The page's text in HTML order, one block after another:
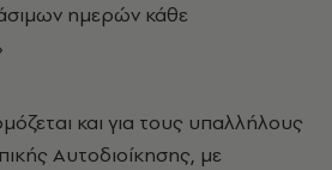
ημερών κάθε
και για τους υπαλλήλους
Αυτοδιοίκησης, με